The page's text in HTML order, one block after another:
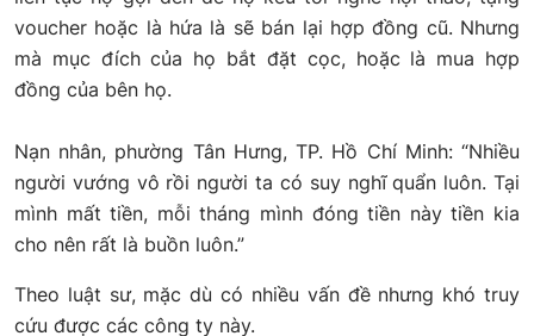
voucher hoặc là hứa là sẽ bán lại hợp đồng cũ. Nhưng
mà mục đích của họ bắt đặt cọc, hoặc là mua hợp
đồng của bên họ.
Nạn nhân, phường Tân Hưng, TP. Hồ Chí Minh: “Nhiều
người vướng vô rồi người ta có suy nghĩ quẩn luôn. Tại
mình mất tiền, mỗi tháng mình đóng tiền này tiền kia
cho nên rất là buồn luôn.”
Theo luật sư, mặc dù có nhiều vấn đề nhưng khó truy
cứu được các công ty này.